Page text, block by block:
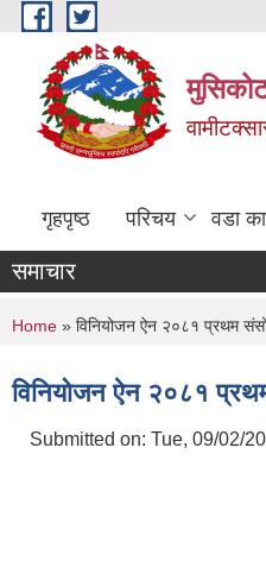
Skip to main content
गृहपृष्ठ परिचय वडा
समाचार
You are here
Home » विनियोजन ऐन २०८१ प्रथम
विनियोजन ऐन २०८१
Submitted on: Tue, 09/02/